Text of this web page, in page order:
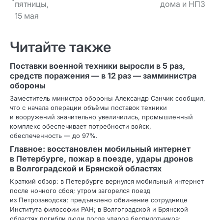
пятницы,
15 мая
дома и НПЗ
Читайте также
Поставки военной техники выросли в 5 раз,
средств поражения — в 12 раз — замминистра
обороны
Заместитель министра обороны Александр Санчик сообщил,
что с начала операции объёмы поставок техники
и вооружений значительно увеличились, промышленный
комплекс обеспечивает потребности войск,
обеспеченность — до 97%.
Главное: восстановлен мобильный интернет
в Петербурге, пожар в поезде, удары дронов
в Волгоградской и Брянской областях
Краткий обзор: в Петербурге вернулся мобильный интернет
после ночного сбоя; утром загорелся поезд
из Петрозаводска; предъявлено обвинение сотруднице
Института философии РАН; в Волгоградской и Брянской